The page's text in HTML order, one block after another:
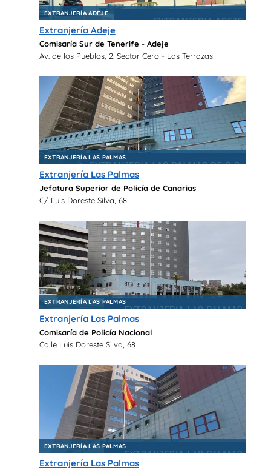
EXTRANJERÍA ADEJE
Extranjería Adeje
Comisaría Sur de Tenerife - Adeje
Av. de los Pueblos, 2. Sector Cero - Las Terrazas
EXTRANJERÍA LAS PALMAS
Extranjería Las Palmas
Jefatura Superior de Policía de Canarias
C/ Luis Doreste Silva, 68
EXTRANJERÍA LAS PALMAS
Extranjería Las Palmas
Comisaría de Policía Nacional
Calle Luis Doreste Silva, 68
EXTRANJERÍA LAS PALMAS
Extranjería Las Palmas